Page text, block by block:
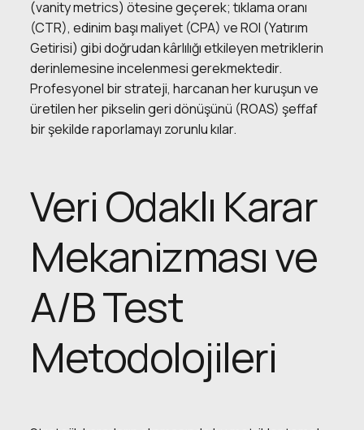
(vanity metrics) ötesine geçerek; tıklama oranı
(CTR), edinim başı maliyet (CPA) ve ROI (Yatırım
Getirisi) gibi doğrudan kârlılığı etkileyen metriklerin
derinlemesine incelenmesi gerekmektedir.
Profesyonel bir strateji, harcanan her kuruşun ve
üretilen her pikselin geri dönüşünü (ROAS) şeffaf
bir şekilde raporlamayı zorunlu kılar.
Veri Odaklı Karar
Mekanizması ve
A/B Test
Metodolojileri